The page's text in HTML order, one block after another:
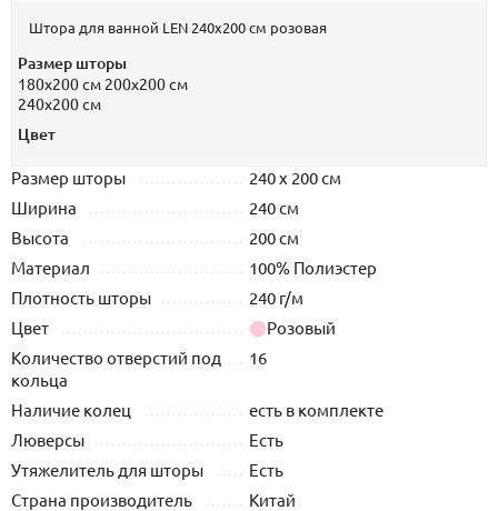
Размер шторы
180х200 см 200х200 см
240х200 см
Цвет
Штора для ванной LEN 240х200 см розовая
Размер шторы
240 х 200 см
Ширина
240 см
Высота
200 см
Материал
100% Полиэстер
Плотность шторы
240 г/м
Цвет
Розовый
Количество отверстий под
кольца
16
Наличие колец
есть в комплекте
Люверсы
Есть
Утяжелитель для шторы
Есть
Страна производитель
Китай